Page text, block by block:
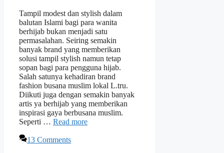
Tampil modest dan stylish dalam
balutan Islami bagi para wanita
berhijab bukan menjadi satu
permasalahan. Seiring semakin
banyak brand yang memberikan
solusi tampil stylish namun tetap
sopan bagi para pengguna hijab.
Salah satunya kehadiran brand
fashion busana muslim lokal L.tru.
Diikuti juga dengan semakin banyak
artis ya berhijab yang memberikan
inspirasi gaya berbusana muslim.
Seperti … Read more
13 Comments